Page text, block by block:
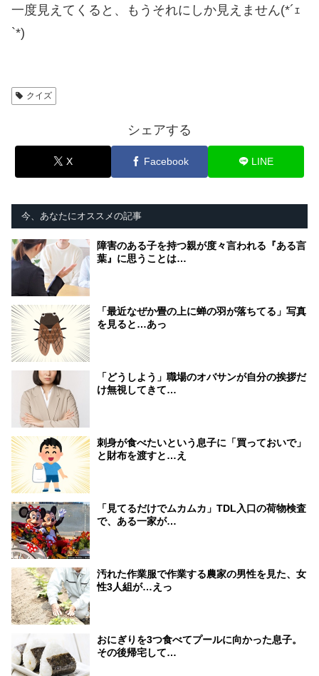
一度見えてくると、もうそれにしか見えません(*´ｪ
`*)
クイズ
シェアする
X Facebook LINE
今、あなたにオススメの記事
障害のある子を持つ親が度々言われる『ある言
葉』に思うことは…
「最近なぜか畳の上に蝉の羽が落ちてる」写真
を見ると…あっ
「どうしよう」職場のオバサンが自分の挨拶だ
け無視してきて…
刺身が食べたいという息子に「買っておいで」
と財布を渡すと…え
「見てるだけでムカムカ」TDL入口の荷物検査
で、ある一家が…
汚れた作業服で作業する農家の男性を見た、女
性3人組が…えっ
おにぎりを3つ食べてプールに向かった息子。
その後帰宅して…